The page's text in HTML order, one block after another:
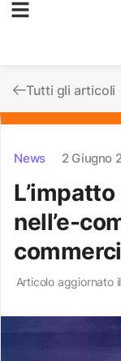
Tutti gli articoli
News 2 Giugno
nell’e-
Articolo aggiornato